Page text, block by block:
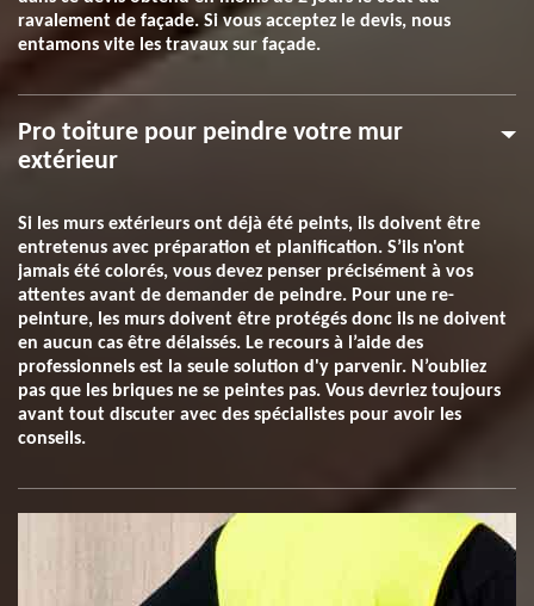
ravalement de façade. Si vous acceptez le devis, nous
entamons vite les travaux sur façade.
Pro toiture pour peindre votre mur
extérieur
Si les murs extérieurs ont déjà été peints, ils doivent être
entretenus avec préparation et planification. S’ils n'ont
jamais été colorés, vous devez penser précisément à vos
attentes avant de demander de peindre. Pour une re-
peinture, les murs doivent être protégés donc ils ne doivent
en aucun cas être délaissés. Le recours à l’aide des
professionnels est la seule solution d'y parvenir. N’oubliez
pas que les briques ne se peintes pas. Vous devriez toujours
avant tout discuter avec des spécialistes pour avoir les
conseils.